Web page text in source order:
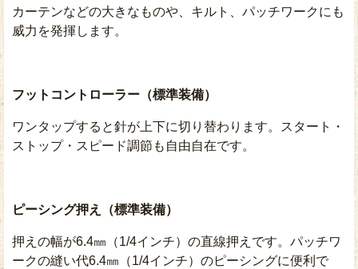
カーテンなどの大きなものや、キルト、パッチワークにも
威力を発揮します。
フットコントローラー（標準装備）
ワンタップすると針が上下に切り替わります。スタート・
ストップ・スピード調節も自由自在です。
ピーシング押え（標準装備）
押えの幅が6.4㎜（1/4インチ）の直線押えです。パッチワ
ークの縫い代6.4㎜（1/4インチ）のピーシングに便利で